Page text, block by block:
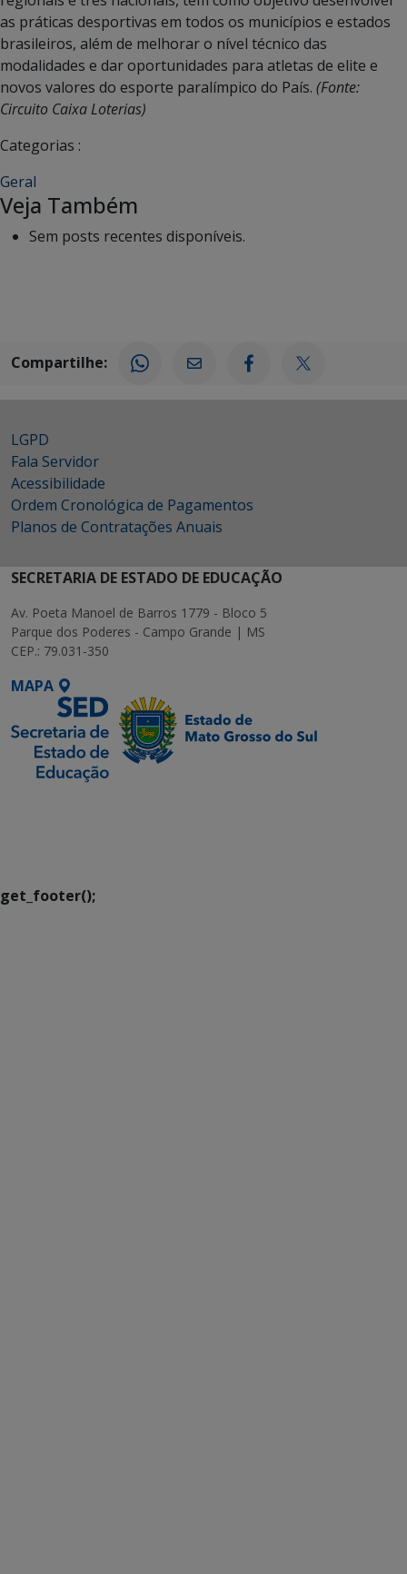
as práticas desportivas em todos os municípios e estados
brasileiros, além de melhorar o nível técnico das
modalidades e dar oportunidades para atletas de elite e
novos valores do esporte paralímpico do País. (Fonte:
Circuito Caixa Loterias)
Categorias :
Geral
Veja Também
Sem posts recentes disponíveis.
Compartilhe:
LGPD
Fala Servidor
Acessibilidade
Ordem Cronológica de Pagamentos
Planos de Contratações Anuais
SECRETARIA DE ESTADO DE EDUCAÇÃO
Av. Poeta Manoel de Barros 1779 - Bloco 5
Parque dos Poderes - Campo Grande | MS
CEP.: 79.031-350
MAPA
get_footer();